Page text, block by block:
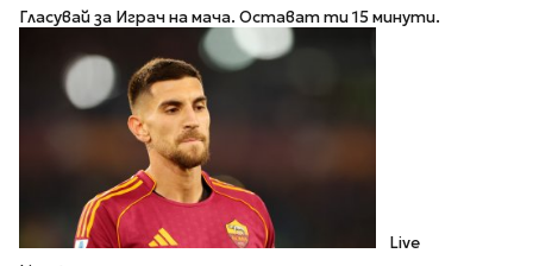
Гласувай за Играч на мача. Остават ти 15 минути.
Live